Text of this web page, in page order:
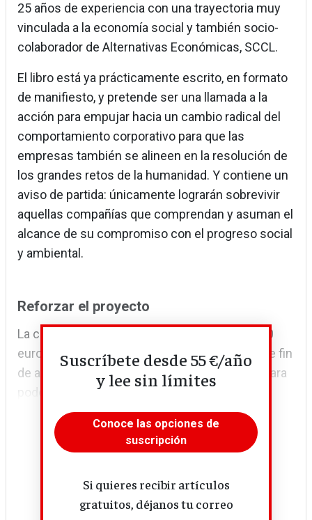
25 años de experiencia con una trayectoria muy
vinculada a la economía social y también socio-
colaborador de Alternativas Económicas, SCCL.
El libro está ya prácticamente escrito, en formato
de manifiesto, y pretende ser una llamada a la
acción para empujar hacia un cambio radical del
comportamiento corporativo para que las
empresas también se alineen en la resolución de
los grandes retos de la humanidad. Y contiene un
aviso de partida: únicamente lograrán sobrevivir
aquellas compañías que comprendan y asuman el
alcance de su compromiso con el progreso social
y ambiental.
Reforzar el proyecto
La campaña acepta aportaciones entre 5 y 250
euros, y los mecenas recibirán el libro antes de fin
de año. El objetivo es conseguir 3.500 euros para
Suscríbete desde 55 €/año
y lee sin límites
Conoce las opciones de
suscripción
Si quieres recibir artículos
gratuitos, déjanos tu correo